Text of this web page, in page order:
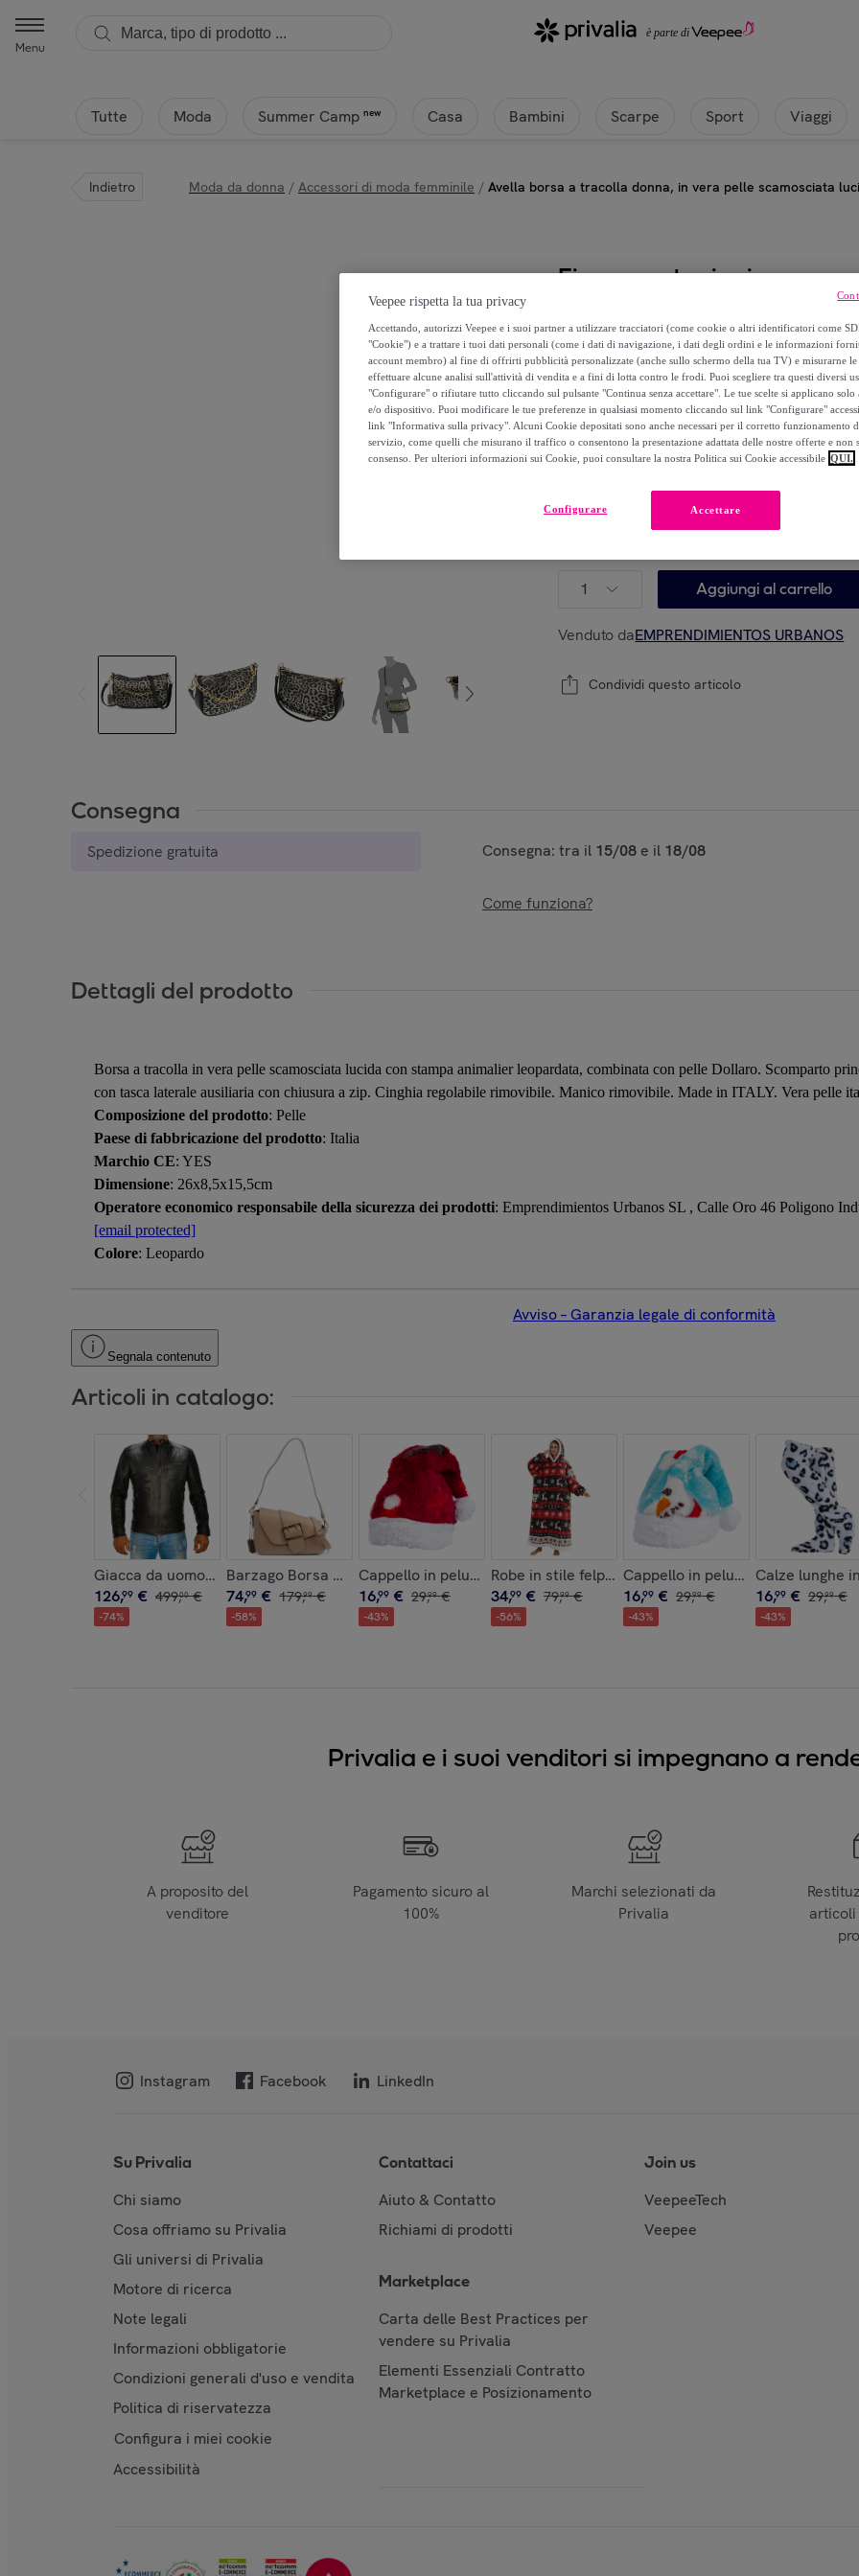
Menu
Tutte Moda Summer Camp new Casa Bambini Scarpe Sport Viaggi
Indietro Moda da donna / Accessori di moda femminile / Avella borsa a tracolla donna, in vera pelle scamosciata
Firenze artegiani
Avella borsa a tracolla donna, in
animalier leopardata, Dollaro.
54,99 €
139,00 €
-60 %
1 Aggiungi al carrello
Venduto daEMPRENDIMIENTOS URBANOS
Condividi questo articolo
Consegna
Spedizione gratuita Consegna: tra il 15/08 e il 18/08
Come funziona?
Dettagli del prodotto
Borsa a tracolla in vera pelle scamosciata lucida con stampa animalier leopardata, combinata con pelle Dollaro. Scomparto
con tasca laterale ausiliaria con chiusura a zip. Cinghia regolabile rimovibile. Manico rimovibile. Made in ITALY. Vera pelle
Composizione del prodotto: Pelle
Paese di fabbricazione del prodotto: Italia
Marchio CE: YES
Dimensione: 26x8,5x15,5cm
Operatore economico responsabile della sicurezza dei prodotti: Emprendimientos Urbanos SL , Calle Oro 46 Poligono
[email protected]
Colore: Leopardo
Avviso – Garanzia legale di conformità
Segnala contenuto
Articoli in catalogo:
Giacca da uomo in vera pelle.
126,99 € 499,00 €
-74%
Barzago Borsa a spalla Donna. Pelle autentica Dollaro
74,99 € 179,99 €
-58%
Cappello in peluche extra morbido. Design natalizio rosso. 31x48 cm.
16,99 € 29,99 €
-43%
Robe in stile felpa e coperta in pile extra morbido.
34,99 € 79,99 €
-56%
Cappello in peluche extra soft.
16,99 € 29,99 €
-43%
Calze lunghe
16,99 € 29,99 €
-43%
Privalia e i suoi venditori si impegnano a
A proposito del
venditore
Pagamento sicuro al
100%
Marchi selezionati da
Privalia
articoli
Instagram Facebook LinkedIn
Su Privalia
Chi siamo
Cosa offriamo su Privalia
Gli universi di Privalia
Motore di ricerca
Note legali
Informazioni obbligatorie
Condizioni generali d'uso e vendita
Politica di riservatezza
Configura i miei cookie
Accessibilità
Contattaci
Aiuto & Contatto
Richiami di prodotti
Marketplace
Carta delle Best Practices per
vendere su Privalia
Elementi Essenziali Contratto
Marketplace e Posizionamento
Join us
VeepeeTech
Veepee
Veepee rispetta la tua privacy
Accettando, autorizzi Veepee e i suoi partner a utilizzare tracciatori (come cookie o altri identificatori come
"Cookie") e a trattare i tuoi dati personali (come i dati di navigazione, i dati degli ordini e le informazioni
account membro) al fine di offrirti pubblicità personalizzate (anche sullo schermo della tua TV) e misurarne le
effettuare alcune analisi sull'attività di vendita e a fini di lotta contro le frodi. Puoi scegliere tra questi diversi
"Configurare" o rifiutare tutto cliccando sul pulsante "Continua senza accettare". Le tue scelte si applicano solo
e/o dispositivo. Puoi modificare le tue preferenze in qualsiasi momento cliccando sul link "Configurare"
link "Informativa sulla privacy". Alcuni Cookie depositati sono anche necessari per il corretto funzionamento
servizio, come quelli che misurano il traffico o consentono la presentazione adattata delle nostre offerte e non
consenso. Per ulteriori informazioni sui Cookie, puoi consultare la nostra Politica sui Cookie accessibile QUI.
Accettare
Configurare